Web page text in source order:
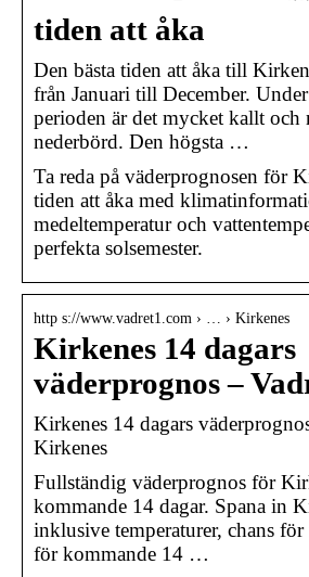
tiden att åka
Den bästa tiden att åka till
från Januari till December.
perioden är det mycket kallt och
nederbörd. Den högsta …
Ta reda på väderprognosen för
tiden att åka med
medeltemperatur och
perfekta solsemester.
http s://www.vadret1.com › … › Kirkenes
Kirkenes 14 dagars
väderprognos –
Kirkenes 14 dagars
Kirkenes
Fullständig väderprognos för
kommande 14 dagar. Spana in
inklusive temperaturer, chans
för kommande 14 …